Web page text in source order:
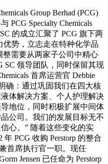
Group Berhad (PCG)
PCG Specialty Chemicals
的成立汇聚了 PCG 旗下两
优势，立志走在特种化学品
需要从两家子公司中精心
SC 领导团队，同时保留其现
首席运营官 Debbie
确：通过巩固我们在四大核
体解决方案、个人护理解决
地位，同时积极扩展中间体
公司。我们的发展目标无不
心。” 随着这些变化的实
年 PCG 收购 Perstorp 的整合
首席执行官一职。现任
Jensen 已任命为 Perstorp